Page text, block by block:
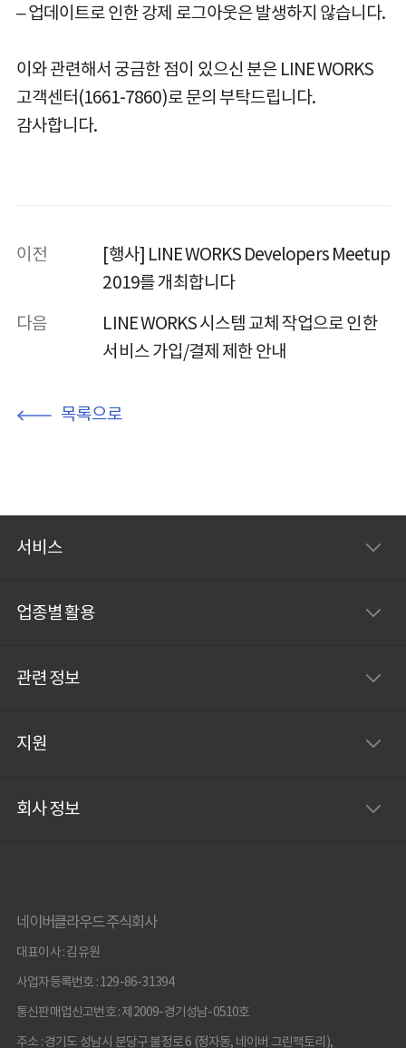
– 업데이트로 인한 강제 로그아웃은 발생하지 않습니다.
이와 관련해서 궁금한 점이 있으신 분은 LINE WORKS
고객센터(1661-7860)로 문의 부탁드립니다.
감사합니다.
이전
[행사] LINE WORKS Developers Meetup
2019를 개최합니다
다음
LINE WORKS 시스템 교체 작업으로 인한
서비스 가입/결제 제한 안내
목록으로
서비스
업종별 활용
관련 정보
지원
회사 정보
네이버클라우드 주식회사
대표이사 : 김유원
사업자등록번호 : 129-86-31394
통신판매업신고번호 : 제2009-경기성남-0510호
주소 : 경기도 성남시 분당구 불정로 6 (정자동, 네이버 그린팩토리),